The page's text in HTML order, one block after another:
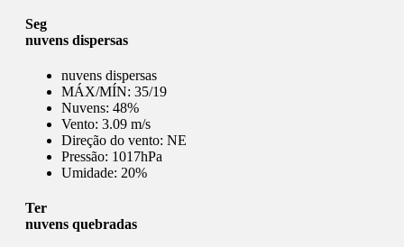
Seg
nuvens dispersas
nuvens dispersas
MÁX/MÍN: 35/19
Nuvens: 48%
Vento: 3.09 m/s
Direção do vento: NE
Pressão: 1017hPa
Umidade: 20%
Ter
nuvens quebradas